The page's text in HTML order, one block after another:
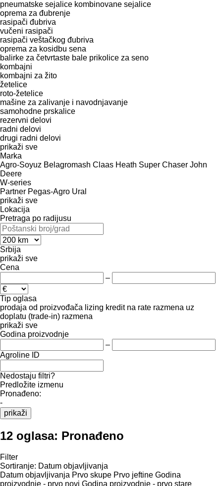
pneumatske sejalice kombinovane sejalice
oprema za đubrenje
rasipači đubriva
vučeni rasipači
rasipači veštačkog đubriva
oprema za kosidbu sena
balirke za četvrtaste bale prikolice za seno
kombajni
kombajni za žito
žetelice
roto-žetelice
mašine za zalivanje i navodnjavanje
samohodne prskalice
rezervni delovi
radni delovi
drugi radni delovi
prikaži sve
Marka
Agro-Soyuz Belagromash Claas Heath Super Chaser John
Deere
W-series
Partner Pegas-Agro Ural
prikaži sve
Lokacija
Pretraga po radijusu
Srbija
prikaži sve
Cena
–
Tip oglasa
prodaja od proizvođača lizing kredit na rate razmena uz
doplatu (trade-in) razmena
prikaži sve
Godina proizvodnje
–
Agroline ID
Nedostaju filtri?
Predložite izmenu
Pronađeno:
-
prikaži
12 oglasa: Pronađeno
Filter
Sortiranje: Datum objavljivanja
Datum objavljivanja Prvo skupe Prvo jeftine Godina
proizvodnje - prvo novi Godina proizvodnje - prvo stare